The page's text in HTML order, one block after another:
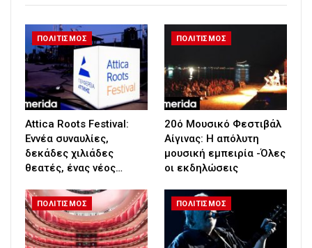
ΠΟΛΙΤΙΣΜΟΣ
Attica Roots Festival:
Εννέα συναυλίες,
δεκάδες χιλιάδες
θεατές, ένας νέος…
ΠΟΛΙΤΙΣΜΟΣ
20ό Μουσικό Φεστιβάλ
Αίγινας: Η απόλυτη
μουσική εμπειρία -Όλες
οι εκδηλώσεις
ΠΟΛΙΤΙΣΜΟΣ ΠΟΛΙΤΙΣΜΟΣ